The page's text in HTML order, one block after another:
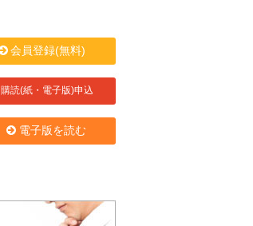
会員登録(無料)
購読(紙・電子版)申込
電子版を読む